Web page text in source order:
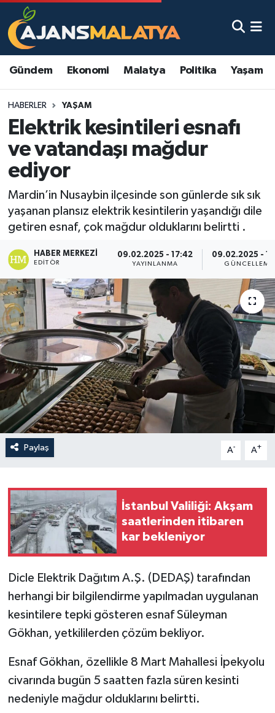
Gündem Ekonomi Malatya Politika Yaşam
HABERLER YAŞAM
Elektrik kesintileri esnafı
ve vatandaşı mağdur
ediyor
Mardin’in Nusaybin ilçesinde son günlerde sık sık
yaşanan plansız elektrik kesintilerin yaşandığı dile
getiren esnaf, çok mağdur olduklarını belirtti .
HABER MERKEZI
EDITÖR
09.02.2025 - 17:42
YAYINLANMA
09.02.2025 -
GÜNCELLEME
Paylaş A- A+
İstanbul Valiliği: Akşam
saatlerinden itibaren
kar bekleniyor
Dicle Elektrik Dağıtım A.Ş. (DEDAŞ) tarafından
herhangi bir bilgilendirme yapılmadan uygulanan
kesintilere tepki gösteren esnaf Süleyman
Gökhan, yetkililerden çözüm bekliyor.
Esnaf Gökhan, özellikle 8 Mart Mahallesi İpekyolu
civarında bugün 5 saatten fazla süren kesinti
nedeniyle mağdur olduklarını belirtti.
Asayiş
Eğitim
Ekonomi
Gündem
Kültür & Sanat
Magazin
Politika
Sağlık
Spor
Teknoloji
Yaşam
Malatya Nöbetçi Eczaneler
Malatya Namaz Vakitleri
Malatya Trafik Yoğunluk Haritası
TFF 3.Lig 2.Grup Puan Durumu ve Fikstür
Tüm Manşetler
Son Dakika Haberleri
Haber Arşivi